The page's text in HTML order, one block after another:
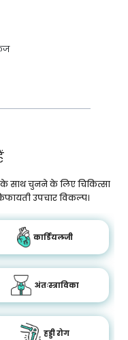
साथ चुनने के लिए चिकित्सा
उपचार विकल्प।
कार्डियलजी
अंतःस्त्राविका
हड्डी रोग